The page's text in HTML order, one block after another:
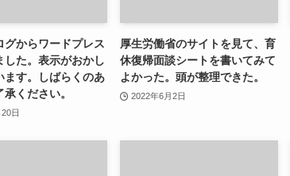
グからワードプレス
した。表示がおかし
ます。しばらくのあ
ください。
日
厚生労働省のサイトを見て、育
休復帰面談シートを書いてみて
よかった。頭が整理できた。
2022年6月2日